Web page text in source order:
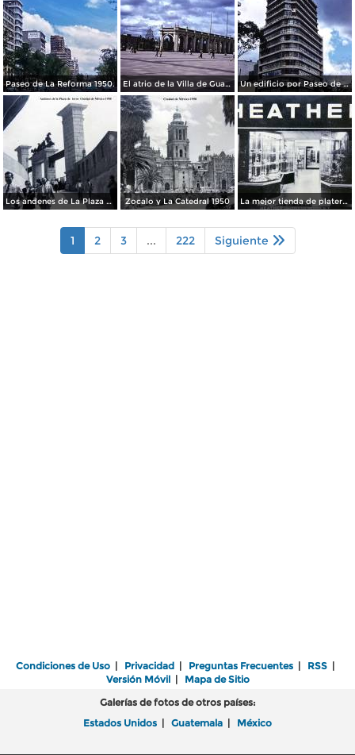
Paseo de La Reforma 1950. El atrio de la Villa de Guadalupe 1950. Un edificio por Paseo de La Reforma 1950
Los andenes de La Plaza de toros Ciudad de México 1950 Zocalo y La Catedral 1950 La mejor tienda de plateria.
1 2 3 ... 222 Siguiente
Condiciones de Uso | Privacidad | Preguntas Frecuentes | RSS |
Versión Móvil| Mapa de Sitio
Galerías de fotos de otros países:
Estados Unidos | Guatemala | México